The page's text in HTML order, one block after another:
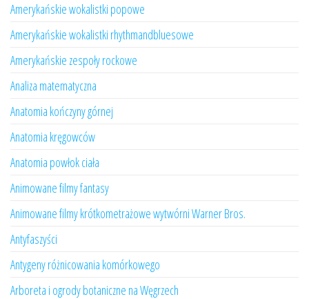
Amerykańskie wokalistki popowe
Amerykańskie wokalistki rhythmandbluesowe
Amerykańskie zespoły rockowe
Analiza matematyczna
Anatomia kończyny górnej
Anatomia kręgowców
Anatomia powłok ciała
Animowane filmy fantasy
Animowane filmy krótkometrażowe wytwórni Warner Bros.
Antyfaszyści
Antygeny różnicowania komórkowego
Arboreta i ogrody botaniczne na Węgrzech